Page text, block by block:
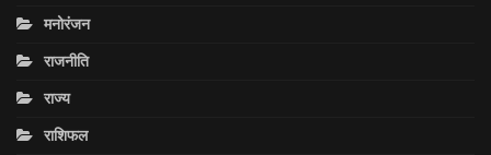
मनोरंजन
राजनीति
राज्य
राशिफल